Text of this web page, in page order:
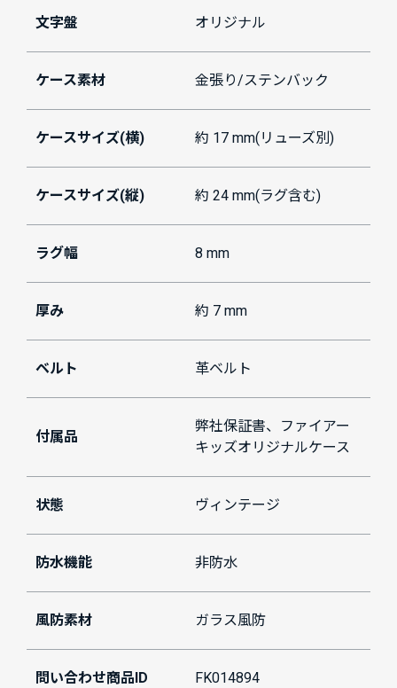
文字盤 オリジナル
ケース素材 金張り/ステンバック
ケースサイズ(横) 約 17 mm(リューズ別)
ケースサイズ(縦) 約 24 mm(ラグ含む)
ラグ幅 8 mm
厚み 約 7 mm
ベルト 革ベルト
付属品
弊社保証書、ファイアー
キッズオリジナルケース
状態 ヴィンテージ
防水機能 非防水
風防素材 ガラス風防
問い合わせ商品ID FK014894